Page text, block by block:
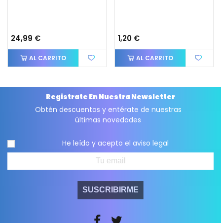
24,99 €
AL CARRITO
1,20 €
AL CARRITO
Registrate En Nuestra Newsletter
Obtén descuentos y entérate de nuestras
últimas novedades
He leído y acepto el aviso legal
SUSCRIBIRME